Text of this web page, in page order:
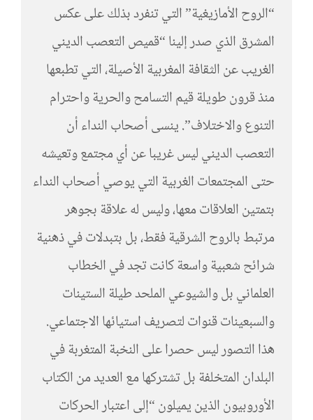
“الروح الأمازيغية” التي تنفرد بذلك على عكس
المشرق الذي صدر إلينا “قميص التعصب الديني
الغريب عن الثقافة المغربية الأصيلة، التي تطبعها
منذ قرون طويلة قيم التسامح والحرية واحترام
التنوع والاختلاف”. ينسى أصحاب النداء أن
التعصب الديني ليس غريبا عن أي مجتمع وتعيشه
حتى المجتمعات الغربية التي يوصي أصحاب النداء
بتمتين العلاقات معها، وليس له علاقة بجوهر
مرتبط بالروح الشرقية فقط، بل بتبدلات في ذهنية
شرائح شعبية واسعة كانت تجد في الخطاب
العلماني بل والشيوعي الملحد طيلة الستينات
والسبعينات قنوات لتصريف استيائها الاجتماعي.
هذا التصور ليس حصرا على النخبة المتغربة في
البلدان المتخلفة بل تشتركها مع العديد من الكتاب
الأوروبيون الذين يميلون “إلى اعتبار الحركات